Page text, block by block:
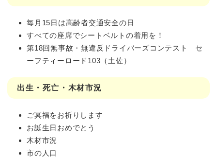
毎月15日は高齢者交通安全の日
すべての座席でシートベルトの着用を！
第18回無事故・無違反ドライバーズコンテスト セ
ーフティーロード103（土佐）
出生・死亡・木材市況
ご冥福をお祈りします
お誕生日おめでとう
木材市況
市の人口